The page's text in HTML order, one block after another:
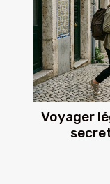
Voyager